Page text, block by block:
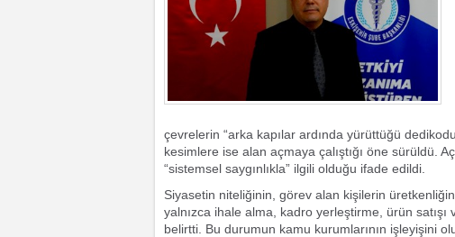
çevrelerin “arka kapılar ardında yürüttüğü
kesimlere ise alan açmaya çalıştığı öne sürüldü.
“sistemsel saygınlıkla” ilgili olduğu ifade edildi.
Siyasetin niteliğinin, görev alan kişilerin
yalnızca ihale alma, kadro yerleştirme, ürün
belirtti. Bu durumun kamu kurumlarının işleyişini